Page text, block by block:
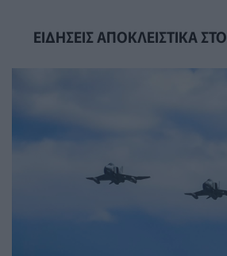
ΕΙΔΗΣΕΙΣ ΑΠΟΚΛΕΙΣΤΙΚΑ ΣΤΟ